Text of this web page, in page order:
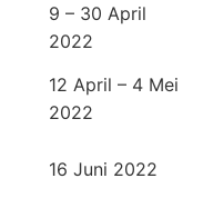
9 – 30 April
2022
12 April – 4 Mei
2022
16 Juni 2022